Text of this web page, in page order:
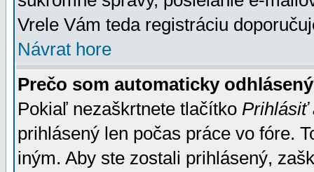
Vrele Vám teda registráciu
Návrat hore
Prečo som automaticky
Pokiaľ nezaškrtnete tlačítko Prihlásiť
prihlásený len počas práce vo fóre.
iným. Aby ste zostali prihlásený,